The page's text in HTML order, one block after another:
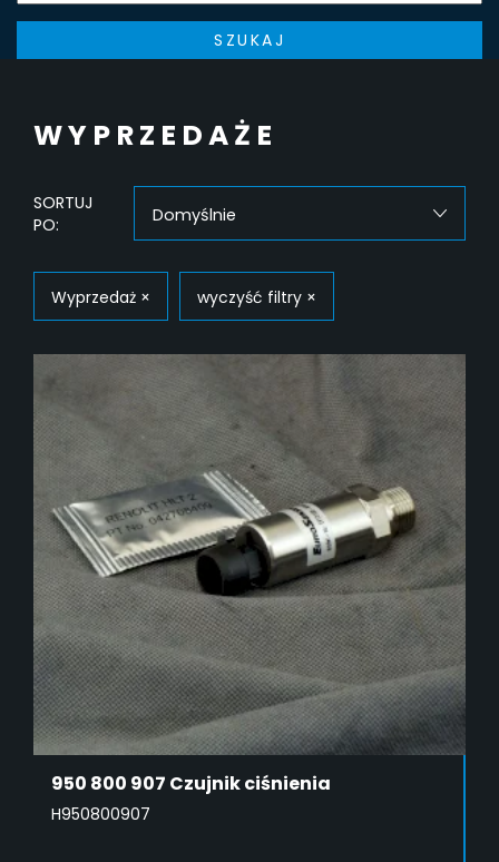
SZUKAJ
WYPRZEDAŻE
SORTUJ
PO:
Domyślnie
Wyprzedaż × wyczyść filtry ×
950 800 907 Czujnik ciśnienia
H950800907